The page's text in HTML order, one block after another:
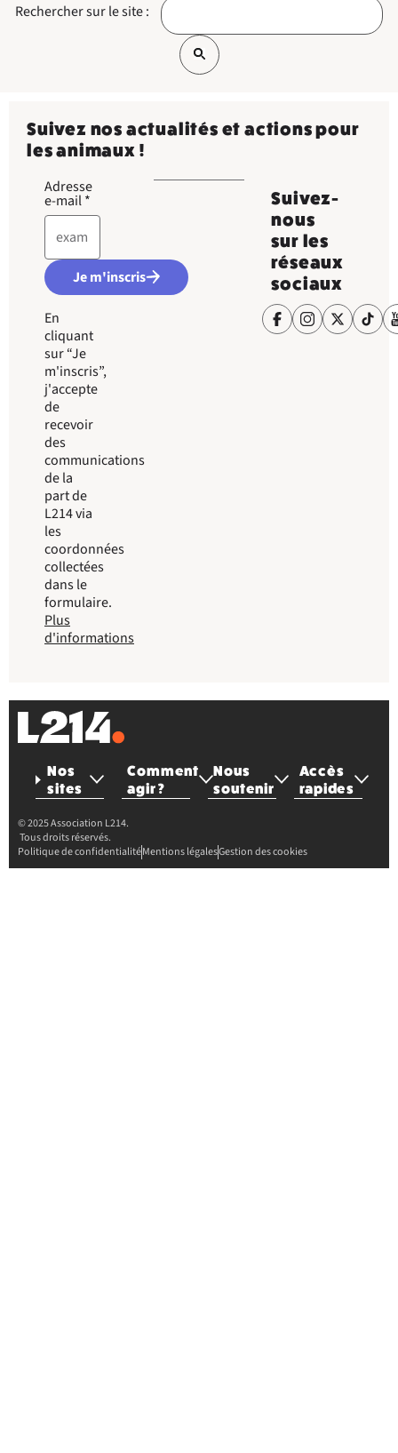
Rechercher sur le site :
Suivez nos actualités et actions pour
les animaux !
Adresse
e-mail*
Je m'inscris
En
cliquant
sur “Je
m'inscris”,
j'accepte
de
recevoir
des
communications
de la
part de
L214 via
les
coordonnées
collectées
dans le
formulaire.
Plus
d'informations
Suivez-
nous
sur les
réseaux
sociaux
Nos
sites
Comment
agir ?
Nous
soutenir
Accès
rapides
© 2025 Association L214.
Tous droits réservés.
Politique de confidentialitéMentions légalesGestion des cookies